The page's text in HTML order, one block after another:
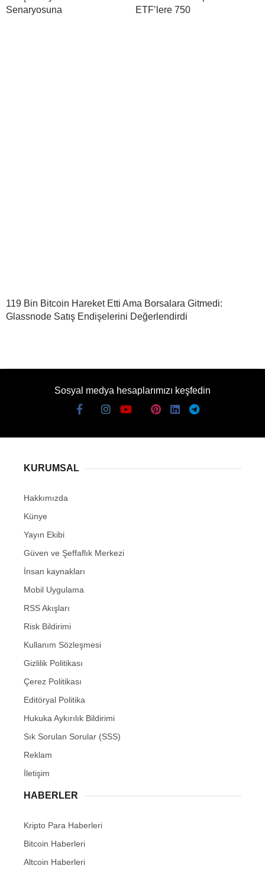
Senaryosuna
ETF’lere 750
119 Bin Bitcoin Hareket Etti Ama Borsalara Gitmedi:
Glassnode Satış Endişelerini Değerlendirdi
Sosyal medya hesaplarımızı keşfedin
KURUMSAL
Hakkımızda
Künye
Yayın Ekibi
Güven ve Şeffaflık Merkezi
İnsan kaynakları
Mobil Uygulama
RSS Akışları
Risk Bildirimi
Kullanım Sözleşmesi
Gizlilik Politikası
Çerez Politikası
Editöryal Politika
Hukuka Aykırılık Bildirimi
Sık Sorulan Sorular (SSS)
Reklam
İletişim
HABERLER
Kripto Para Haberleri
Bitcoin Haberleri
Altcoin Haberleri